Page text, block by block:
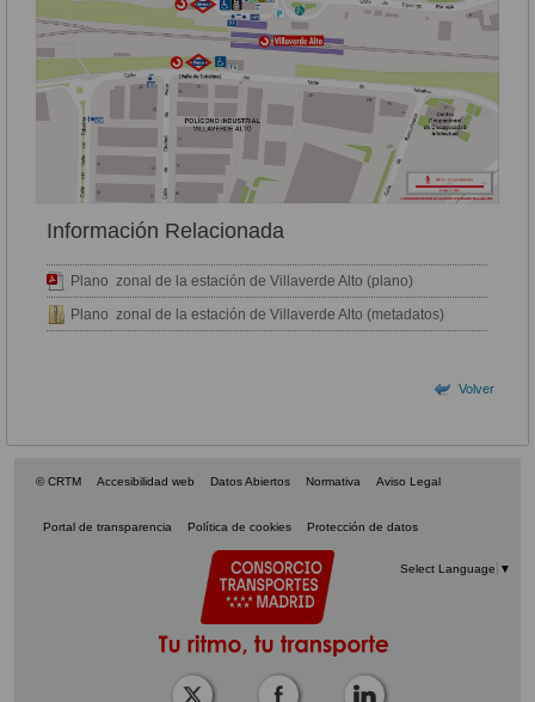
Información Relacionada
Plano zonal de la estación de Villaverde Alto (plano)
Plano zonal de la estación de Villaverde Alto (metadatos)
Volver
© CRTM Accesibilidad web Datos Abiertos Normativa Aviso Legal
Portal de transparencia Política de cookies Protección de datos
Select Language ▼